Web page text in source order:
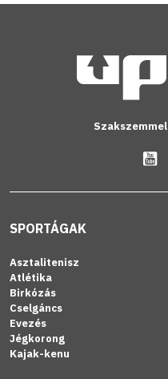
Szakszemmel
SPORTÁGAK
Asztalitenisz
Atlétika
Birkózás
Cselgáncs
Evezés
Jégkorong
Kajak-kenu